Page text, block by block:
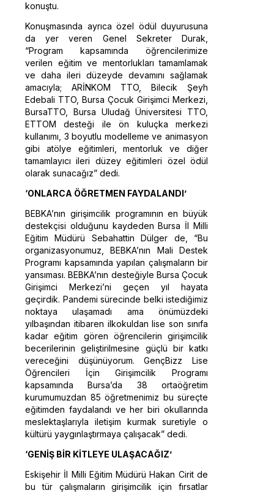
konuştu.
Konuşmasında ayrıca özel ödül duyurusuna
da yer veren Genel Sekreter Durak,
“Program kapsamında öğrencilerimize
verilen eğitim ve mentorlukları tamamlamak
ve daha ileri düzeyde devamını sağlamak
amacıyla; ARİNKOM TTO, Bilecik Şeyh
Edebali TTO, Bursa Çocuk Girişimci Merkezi,
BursaTTO, Bursa Uludağ Üniversitesi TTO,
ETTOM desteği ile ön kuluçka merkezi
kullanımı, 3 boyutlu modelleme ve animasyon
gibi atölye eğitimleri, mentorluk ve diğer
tamamlayıcı ileri düzey eğitimleri özel ödül
olarak sunacağız” dedi.
‘ONLARCA ÖĞRETMEN FAYDALANDI’
BEBKA’nın girişimcilik programının en büyük
destekçisi olduğunu kaydeden Bursa İl Milli
Eğitim Müdürü Sebahattin Dülger de, “Bu
organizasyonumuz, BEBKA’nın Mali Destek
Programı kapsamında yapılan çalışmaların bir
yansıması. BEBKA’nın desteğiyle Bursa Çocuk
Girişimci Merkezi’ni geçen yıl hayata
geçirdik. Pandemi sürecinde belki istediğimiz
noktaya ulaşamadı ama önümüzdeki
yılbaşından itibaren ilkokuldan lise son sınıfa
kadar eğitim gören öğrencilerin girişimcilik
becerilerinin geliştirilmesine güçlü bir katkı
vereceğini düşünüyorum. GençBizz Lise
Öğrencileri İçin Girişimcilik Programı
kapsamında Bursa’da 38 ortaöğretim
kurumumuzdan 85 öğretmenimiz bu süreçte
eğitimden faydalandı ve her biri okullarında
meslektaşlarıyla iletişim kurmak suretiyle o
kültürü yaygınlaştırmaya çalışacak” dedi.
‘GENİŞ BİR KİTLEYE ULAŞACAĞIZ’
Eskişehir İl Milli Eğitim Müdürü Hakan Cirit de
bu tür çalışmaların girişimcilik için fırsatlar